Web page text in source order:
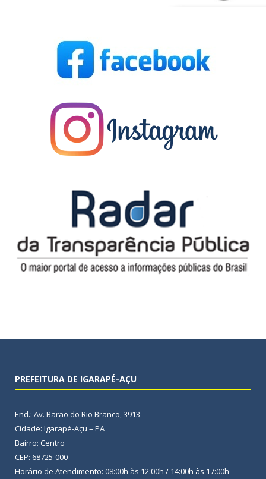
PREFEITURA DE IGARAPÉ-AÇU
End.: Av. Barão do Rio Branco, 3913
Cidade: Igarapé-Açu – PA
Bairro: Centro
CEP: 68725-000
Horário de Atendimento: 08:00h às 12:00h / 14:00h às 17:00h